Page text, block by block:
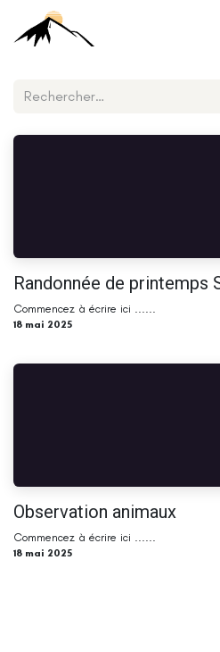
Se rendre au contenu
Randonnée de printemps
Commencez à écrire ici ......
18 mai 2025
Observation animaux
Commencez à écrire ici ......
18 mai 2025